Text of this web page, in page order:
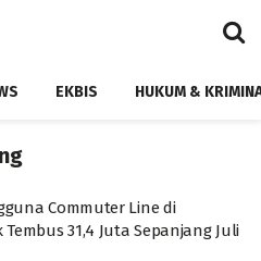
EKBIS HUKUM &
Commuter Line di
Tembus 31,4 Juta Sepanjang Juli